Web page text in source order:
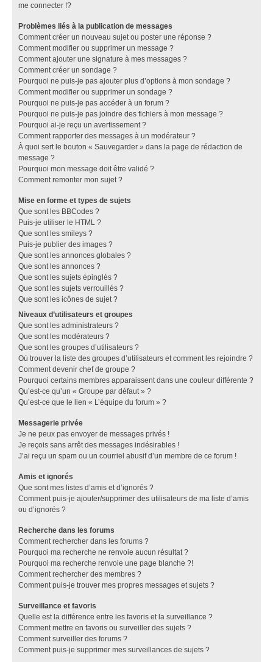
me connecter !?
Problèmes liés à la publication de messages
Comment créer un nouveau sujet ou poster une réponse ?
Comment modifier ou supprimer un message ?
Comment ajouter une signature à mes messages ?
Comment créer un sondage ?
Pourquoi ne puis-je pas ajouter plus d’options à mon sondage ?
Comment modifier ou supprimer un sondage ?
Pourquoi ne puis-je pas accéder à un forum ?
Pourquoi ne puis-je pas joindre des fichiers à mon message ?
Pourquoi ai-je reçu un avertissement ?
Comment rapporter des messages à un modérateur ?
À quoi sert le bouton « Sauvegarder » dans la page de rédaction de
message ?
Pourquoi mon message doit être validé ?
Comment remonter mon sujet ?
Mise en forme et types de sujets
Que sont les BBCodes ?
Puis-je utiliser le HTML ?
Que sont les smileys ?
Puis-je publier des images ?
Que sont les annonces globales ?
Que sont les annonces ?
Que sont les sujets épinglés ?
Que sont les sujets verrouillés ?
Que sont les icônes de sujet ?
Niveaux d’utilisateurs et groupes
Que sont les administrateurs ?
Que sont les modérateurs ?
Que sont les groupes d’utilisateurs ?
Où trouver la liste des groupes d’utilisateurs et comment les rejoindre ?
Comment devenir chef de groupe ?
Pourquoi certains membres apparaissent dans une couleur différente ?
Qu’est-ce qu’un « Groupe par défaut » ?
Qu’est-ce que le lien « L’équipe du forum » ?
Messagerie privée
Je ne peux pas envoyer de messages privés !
Je reçois sans arrêt des messages indésirables !
J’ai reçu un spam ou un courriel abusif d’un membre de ce forum !
Amis et ignorés
Que sont mes listes d’amis et d’ignorés ?
Comment puis-je ajouter/supprimer des utilisateurs de ma liste d’amis
ou d’ignorés ?
Recherche dans les forums
Comment rechercher dans les forums ?
Pourquoi ma recherche ne renvoie aucun résultat ?
Pourquoi ma recherche renvoie une page blanche ?!
Comment rechercher des membres ?
Comment puis-je trouver mes propres messages et sujets ?
Surveillance et favoris
Quelle est la différence entre les favoris et la surveillance ?
Comment mettre en favoris ou surveiller des sujets ?
Comment surveiller des forums ?
Comment puis-je supprimer mes surveillances de sujets ?